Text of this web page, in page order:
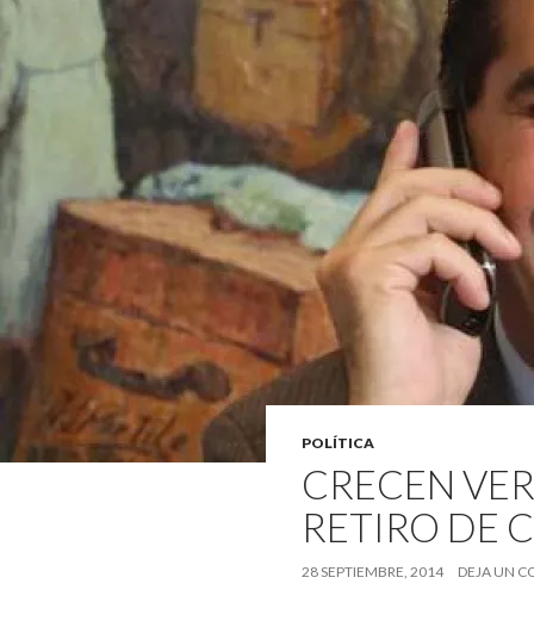
POLÍTICA
CRECEN
RETIRO DE
28 SEPTIEMBRE, 2014 DEJA UN